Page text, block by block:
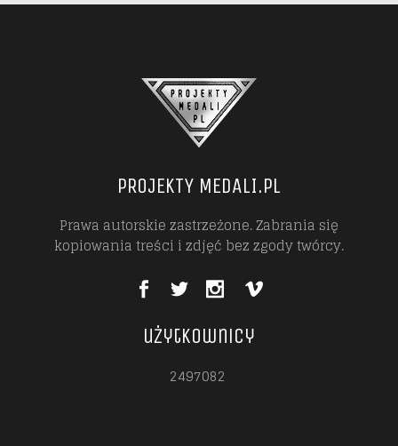
PROJEKTY MEDALI.PL
Prawa autorskie zastrzeżone. Zabrania się
kopiowania treści i zdjęć bez zgody twórcy.
użytkownicy
2497082